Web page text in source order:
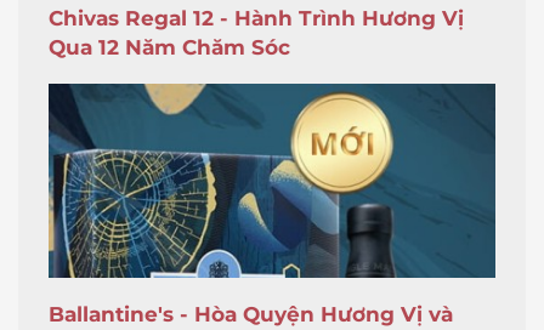
Chivas Regal 12 - Hành Trình Hương Vị
Qua 12 Năm Chăm Sóc
Ballantine's - Hòa Quyện Hương Vị và